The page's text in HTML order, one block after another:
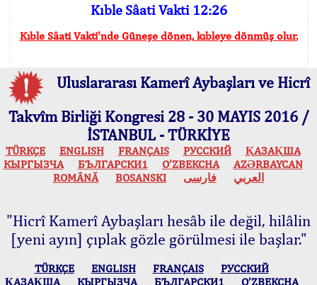
Kıble Sâati Vakti 12:26
Kıble Sâati Vakti'nde Güneşe dönen, kıbleye dönmüş olur.
Uluslararası Kamerî Aybaşları ve Hicrî
Takvîm Birliği Kongresi 28 - 30 MAYIS 2016 /
İSTANBUL - TÜRKİYE
TÜRKÇE ENGLISH FRANÇAIS РУССКИЙ
ҚАЗАҚША
КЫPГЫЗЧA
БЪЛГАРСКИ1 O’ZBEKCHA
AZӘRBAYCAN
ROMÂNĂ
BOSANSKI العربي فارسی
"Hicrî Kamerî Aybaşları hesâb ile değil, hilâlin
[yeni ayın] çıplak gözle görülmesi ile başlar."
TÜRKÇE ENGLISH FRANÇAIS
РУССКИЙ
ҚАЗАҚША
КЫPГЫЗЧA БЪЛГАРСКИ1 O’ZBEKCHA